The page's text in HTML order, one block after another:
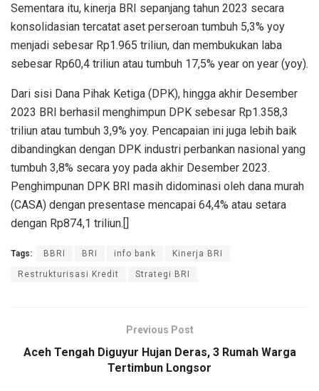
Sementara itu, kinerja BRI sepanjang tahun 2023 secara
konsolidasian tercatat aset perseroan tumbuh 5,3% yoy
menjadi sebesar Rp1.965 triliun, dan membukukan laba
sebesar Rp60,4 triliun atau tumbuh 17,5% year on year (yoy).
Dari sisi Dana Pihak Ketiga (DPK), hingga akhir Desember
2023 BRI berhasil menghimpun DPK sebesar Rp1.358,3
triliun atau tumbuh 3,9% yoy. Pencapaian ini juga lebih baik
dibandingkan dengan DPK industri perbankan nasional yang
tumbuh 3,8% secara yoy pada akhir Desember 2023.
Penghimpunan DPK BRI masih didominasi oleh dana murah
(CASA) dengan presentase mencapai 64,4% atau setara
dengan Rp874,1 triliun.[]
Tags: BBRI BRI info bank Kinerja BRI
Restrukturisasi Kredit Strategi BRI
Previous Post
Aceh Tengah Diguyur Hujan Deras, 3 Rumah Warga
Tertimbun Longsor